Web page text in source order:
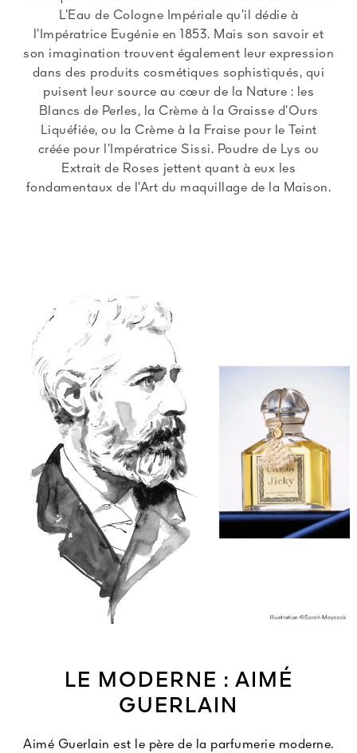
L’Eau de Cologne Impériale qu’il dédie à
l’Impératrice Eugénie en 1853. Mais son savoir et
son imagination trouvent également leur expression
dans des produits cosmétiques sophistiqués, qui
puisent leur source au cœur de la Nature : les
Blancs de Perles, la Crème à la Graisse d’Ours
Liquéfiée, ou la Crème à la Fraise pour le Teint
créée pour l’Impératrice Sissi. Poudre de Lys ou
Extrait de Roses jettent quant à eux les
fondamentaux de l’Art du maquillage de la Maison.
LE MODERNE : AIMÉ
GUERLAIN
Aimé Guerlain est le père de la parfumerie moderne.